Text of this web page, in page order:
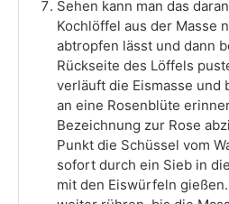
Sehen kann man das
Kochlöffel aus der Masse
abtropfen lässt und dann
Rückseite des Löffels
verläuft die Eismasse und
an eine Rosenblüte
Bezeichnung zur Rose
Punkt die Schüssel vom
sofort durch ein Sieb in
mit den Eiswürfeln